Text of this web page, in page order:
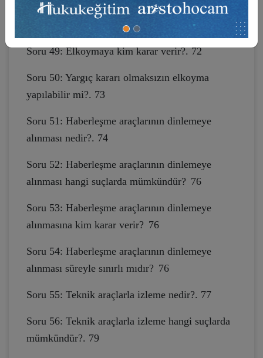
Soru 48: Elkoymanın türleri nelerdir?. 71
Soru 49: Elkoymaya kim karar verir?. 72
Soru 50: Yargıç kararı olmaksızın elkoyma
yapılabilir mi?. 73
Soru 51: Haberleşme araçlarının dinlemeye
alınması nedir?. 74
Soru 52: Haberleşme araçlarının dinlemeye
alınması hangi suçlarda mümkündür? 76
Soru 53: Haberleşme araçlarının dinlemeye
alınmasına kim karar verir? 76
Soru 54: Haberleşme araçlarının dinlemeye
alınması süreyle sınırlı mıdır? 76
Soru 55: Teknik araçlarla izleme nedir?. 77
Soru 56: Teknik araçlarla izleme hangi suçlarda
mümkündür?. 79